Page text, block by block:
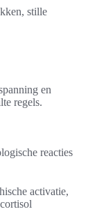
stille
en
regels.
reacties
activatie,